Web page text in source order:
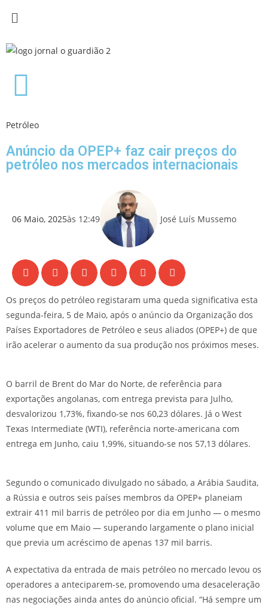
Petróleo
Anúncio da OPEP+ faz cair preços do
petróleo nos mercados internacionais
06 Maio, 2025às 12:49 José Luís Mussemo
Os preços do petróleo registaram uma queda significativa esta
segunda-feira, 5 de Maio, após o anúncio da Organização dos
Países Exportadores de Petróleo e seus aliados (OPEP+) de que
irão acelerar o aumento da sua produção nos próximos meses.
O barril de Brent do Mar do Norte, de referência para
exportações angolanas, com entrega prevista para Julho,
desvalorizou 1,73%, fixando-se nos 60,23 dólares. Já o West
Texas Intermediate (WTI), referência norte-americana com
entrega em Junho, caiu 1,99%, situando-se nos 57,13 dólares.
Segundo o comunicado divulgado no sábado, a Arábia Saudita,
a Rússia e outros seis países membros da OPEP+ planeiam
extrair 411 mil barris de petróleo por dia em Junho — o mesmo
volume que em Maio — superando largamente o plano inicial
que previa um acréscimo de apenas 137 mil barris.
A expectativa da entrada de mais petróleo no mercado levou os
operadores a anteciparem-se, promovendo uma desaceleração
nas negociações ainda antes do anúncio oficial. “Há sempre um